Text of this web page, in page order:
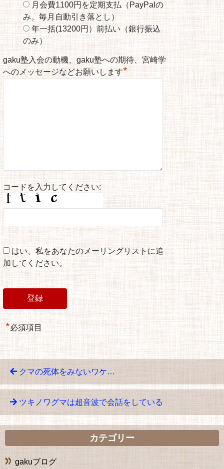
月会費1100円を定期支払（PayPalの
み。毎月自動引き落とし）
年一括(13200円）前払い（銀行振込
のみ）
gaku塾入会の動機、gaku塾への期待、宮崎学
へのメッセージなどお願いします*
コードを入力してください:
はい、私をあなたのメーリングリストに追
加してください。
*必須項目
クマの死体をみないワケ…
ツキノワグマは超音波で会話をしている
カテゴリー
gakuブログ